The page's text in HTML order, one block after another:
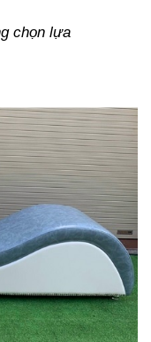
chọn lựa